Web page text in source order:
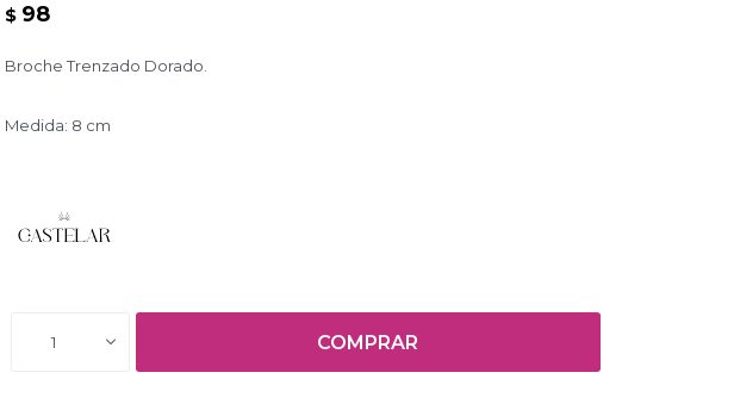
$ 98
Broche Trenzado Dorado.
Medida: 8 cm
1 COMPRAR